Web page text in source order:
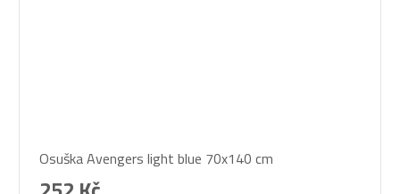
Osuška Avengers light blue 70x140 cm